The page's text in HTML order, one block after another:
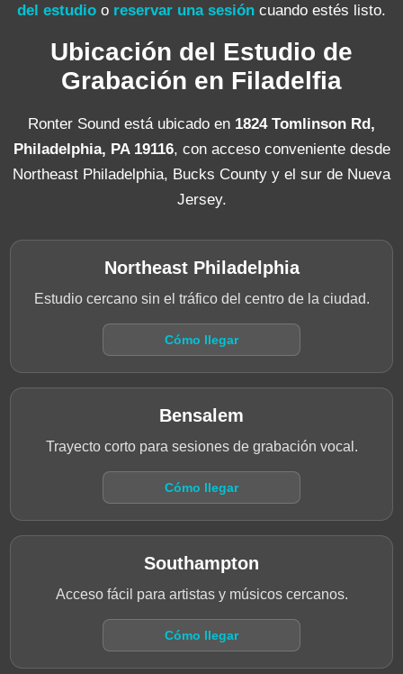
del estudio o reservar una sesión cuando estés listo.
Ubicación del Estudio de
Grabación en Filadelfia
Ronter Sound está ubicado en 1824 Tomlinson Rd,
Philadelphia, PA 19116, con acceso conveniente desde
Northeast Philadelphia, Bucks County y el sur de Nueva
Jersey.
Northeast Philadelphia
Estudio cercano sin el tráfico del centro de la ciudad.
Cómo llegar
Bensalem
Trayecto corto para sesiones de grabación vocal.
Cómo llegar
Southampton
Acceso fácil para artistas y músicos cercanos.
Cómo llegar